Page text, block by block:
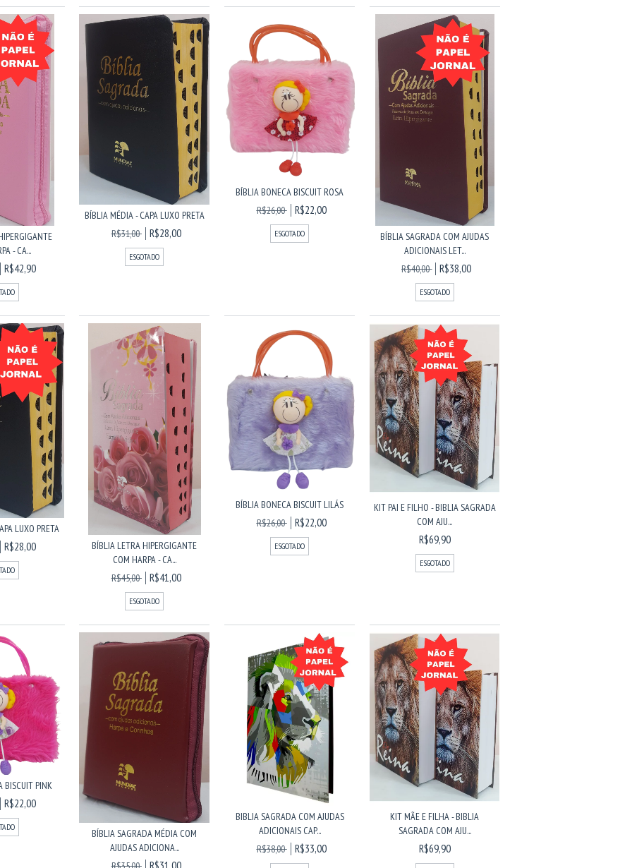
- CA...
R$42,90
BÍBLIA MÉDIA - CAPA LUXO PRETA
R$31,00
R$28,00
ESGOTADO
BÍBLIA BONECA BISCUIT ROSA
R$26,00
R$22,00
ESGOTADO
BÍBLIA SAGRADA COM AJUDAS
ADICIONAIS LET...
R$40,00
R$38,00
ESGOTADO
LUXO PRETA
R$28,00
BÍBLIA LETRA HIPERGIGANTE
COM HARPA - CA...
R$45,00
R$41,00
ESGOTADO
BÍBLIA BONECA BISCUIT LILÁS
R$26,00
R$22,00
ESGOTADO
KIT PAI E FILHO - BIBLIA SAGRADA
COM AJU...
R$69,90
ESGOTADO
BISCUIT PINK
R$22,00
BÍBLIA SAGRADA MÉDIA COM
AJUDAS ADICIONA...
R$31,00
BIBLIA SAGRADA COM AJUDAS
ADICIONAIS CAP...
R$38,00
R$33,00
KIT MÃE E FILHA - BIBLIA
SAGRADA COM AJU...
R$69,90